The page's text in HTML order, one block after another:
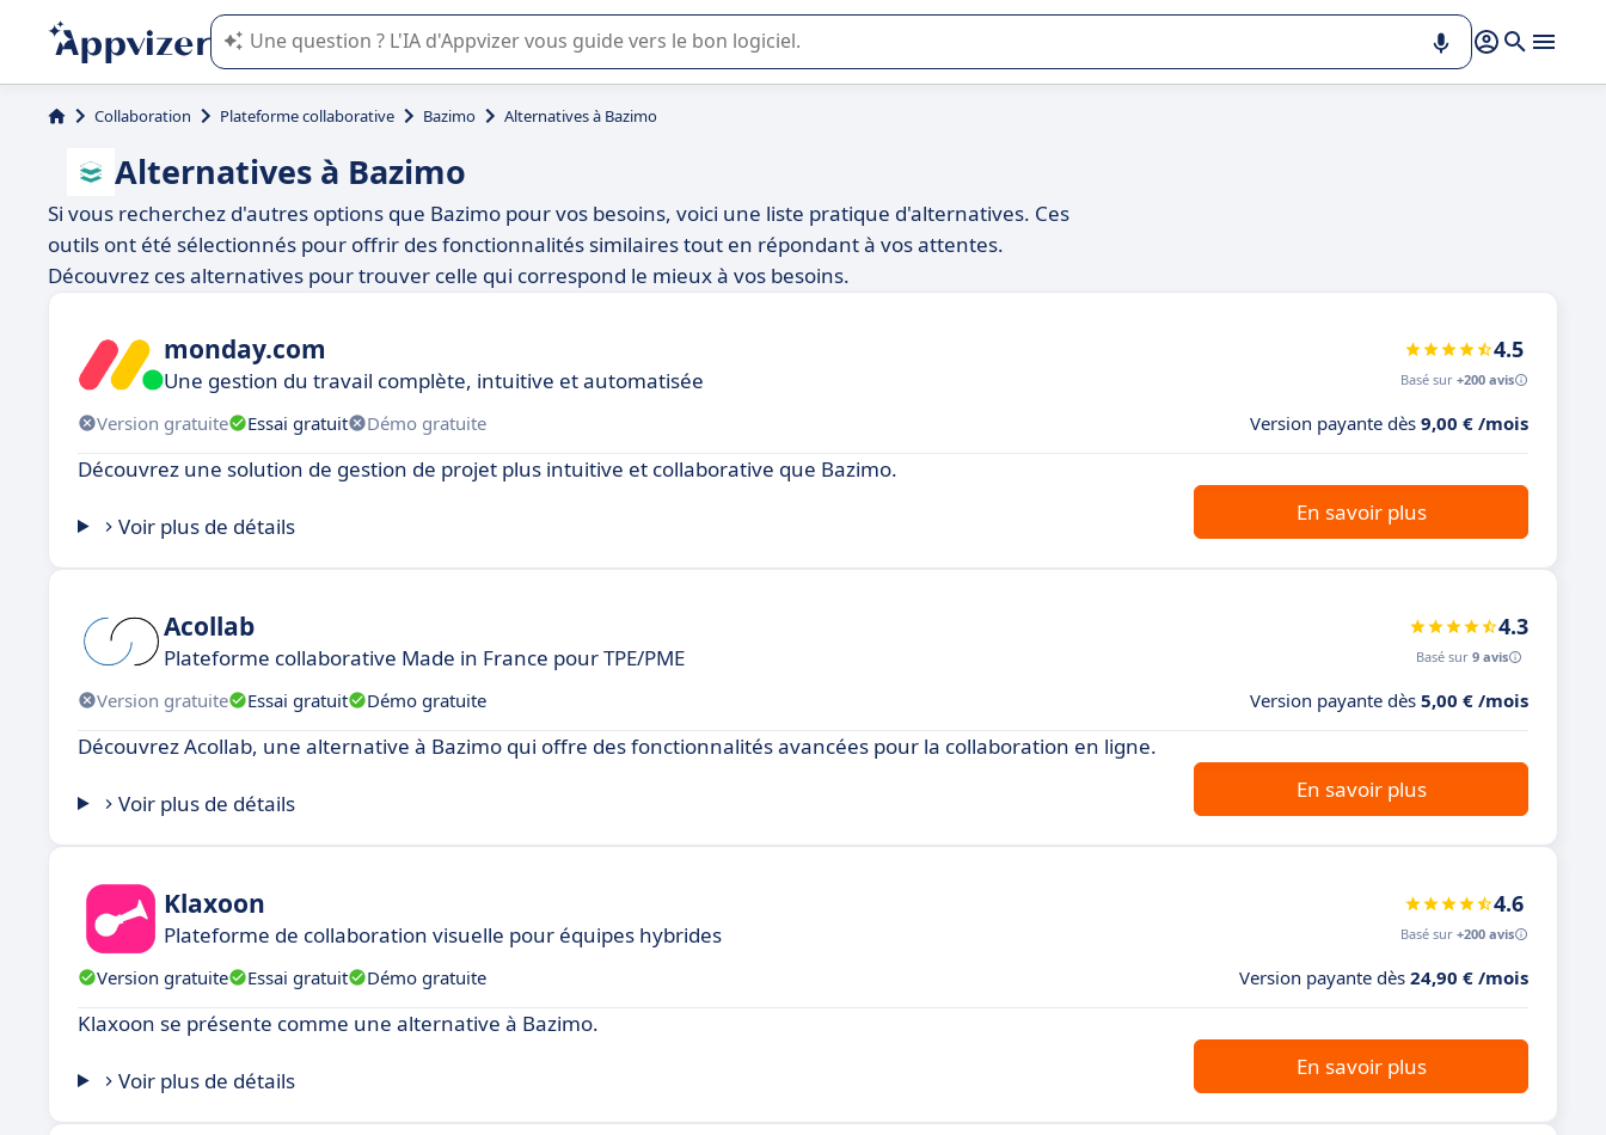
L'IA de Appvizer vous guide dans l'utilisation ou la sélection de logiciel SaaS en entreprise.
Collaboration Plateforme collaborative Bazimo Alternatives à Bazimo
Alternatives à Bazimo
Si vous recherchez d'autres options que Bazimo pour vos besoins, voici une liste pratique d'alternatives. Ces
outils ont été sélectionnés pour offrir des fonctionnalités similaires tout en répondant à vos attentes.
Découvrez ces alternatives pour trouver celle qui correspond le mieux à vos besoins.
monday.com
Une gestion du travail complète, intuitive et automatisée
4.5
Basé sur +200 avis
Version gratuite Essai gratuit Démo gratuite Version payante dès 9,00 € /mois
Découvrez une solution de gestion de projet plus intuitive et collaborative que Bazimo.
Voir plus de détails
En savoir plus
Acollab
Plateforme collaborative Made in France pour TPE/PME
4.3
Basé sur 9 avis
Version gratuite Essai gratuit Démo gratuite Version payante dès 5,00 € /mois
Découvrez Acollab, une alternative à Bazimo qui offre des fonctionnalités avancées pour la collaboration en ligne.
Voir plus de détails
En savoir plus
Klaxoon
Plateforme de collaboration visuelle pour équipes hybrides
4.6
Basé sur +200 avis
Version gratuite Essai gratuit Démo gratuite Version payante dès 24,90 € /mois
Klaxoon se présente comme une alternative à Bazimo.
Voir plus de détails
En savoir plus